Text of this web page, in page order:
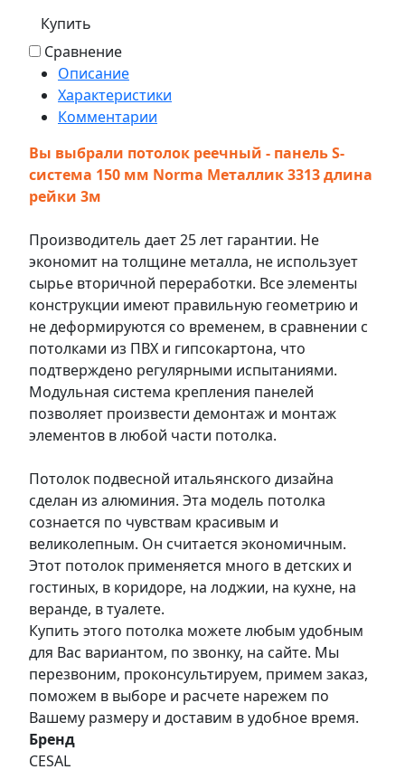
Купить
Сравнение
Описание
Характеристики
Комментарии
Вы выбрали потолок реечный - панель S-
система 150 мм Norma Металлик 3313 длина
рейки 3м
Производитель дает 25 лет гарантии. Не
экономит на толщине металла, не использует
сырье вторичной переработки. Все элементы
конструкции имеют правильную геометрию и
не деформируются со временем, в сравнении с
потолками из ПВХ и гипсокартона, что
подтверждено регулярными испытаниями.
Модульная система крепления панелей
позволяет произвести демонтаж и монтаж
элементов в любой части потолка.
Потолок подвесной итальянского дизайна
сделан из алюминия. Эта модель потолка
сознается по чувствам красивым и
великолепным. Он считается экономичным.
Этот потолок применяется много в детских и
гостиных, в коридоре, на лоджии, на кухне, на
веранде, в туалете.
Купить этого потолка можете любым удобным
для Вас вариантом, по звонку, на сайте. Мы
перезвоним, проконсультируем, примем заказ,
поможем в выборе и расчете нарежем по
Вашему размеру и доставим в удобное время.
Бренд
CESAL